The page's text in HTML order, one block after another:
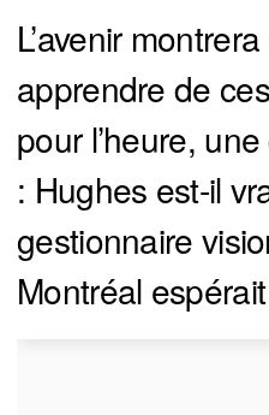
L’avenir
apprendre de
pour l’heure,
: Hughes est-il
gestionnaire
Montréal